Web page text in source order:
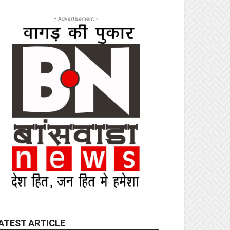
- Advertisement -
ARTICLE